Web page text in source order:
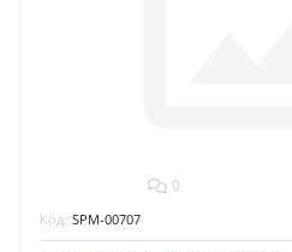
0
Код: SPM-00707